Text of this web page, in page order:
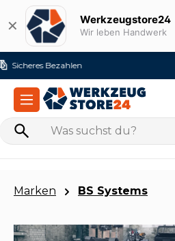
Zum Hauptinhalt springen
✕ Werkzeugstore24
Wir leben Handwerk
Marken BS Systems